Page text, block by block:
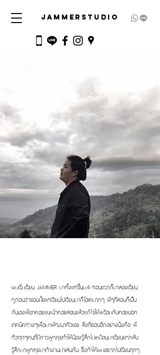
JAMMERSTUDIO
ผมเริ่มเรียน JAMMER มาตั้งแต่ขึ้นม.4 ตอนแรกก็มาลองเรียน
ดูก่อนว่าชอบมั้ยแต่เรียนไปเรียนมาก็โอเคมากๆ พี่ๆที่สอนก็เป็น
กันเองพี่เขาคอยแนะนำคอยสอนแล้วแก้ไขให้พร้อมกับคอยบอก
เทคนิคต่างๆเพื่อมาพัฒนาตัวเอง สิ่งที่ชอบอีกอย่างนึงคือ พี่
ติวทุกๆคนที่มีการพูดคุยทำให้น้องรู้สึกไม่เหมือนมาเรียนแต่กลับ
รู้สึกมาพูดคุยมาทำงานมาเล่นกัน ซึ่งทำให้ผมอยากไปเรียนทุกๆ